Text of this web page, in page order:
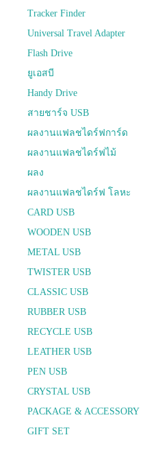
Tracker Finder
Universal Travel Adapter
Flash Drive
ยูเอสบี
Handy Drive
สายชาร์จ USB
ผลงานแฟลชไดร์ฟการ์ด
ผลงานแฟลชไดร์ฟไม้
ผลง
ผลงานแฟลชไดร์ฟ โลหะ
CARD USB
WOODEN USB
METAL USB
TWISTER USB
CLASSIC USB
RUBBER USB
RECYCLE USB
LEATHER USB
PEN USB
CRYSTAL USB
PACKAGE & ACCESSORY
GIFT SET